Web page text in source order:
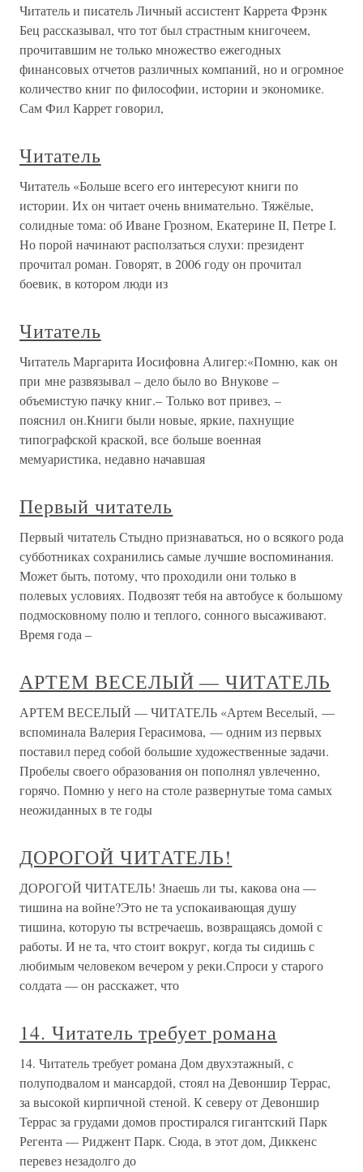
Читатель и писатель Личный ассистент Каррета Фрэнк
Бец рассказывал, что тот был страстным книгочеем,
прочитавшим не только множество ежегодных
финансовых отчетов различных компаний, но и огромное
количество книг по философии, истории и экономике.
Сам Фил Каррет говорил,
Читатель
Читатель «Больше всего его интересуют книги по
истории. Их он читает очень внимательно. Тяжёлые,
солидные тома: об Иване Грозном, Екатерине II, Петре I.
Но порой начинают расползаться слухи: президент
прочитал роман. Говорят, в 2006 году он прочитал
боевик, в котором люди из
Читатель
Читатель Маргарита Иосифовна Алигер:«Помню, как он
при мне развязывал – дело было во Внукове –
объемистую пачку книг.– Только вот привез, –
пояснил он.Книги были новые, яркие, пахнущие
типографской краской, все больше военная
мемуаристика, недавно начавшая
Первый читатель
Первый читатель Стыдно признаваться, но о всякого рода
субботниках сохранились самые лучшие воспоминания.
Может быть, потому, что проходили они только в
полевых условиях. Подвозят тебя на автобусе к большому
подмосковному полю и теплого, сонного высаживают.
Время года –
АРТЕМ ВЕСЕЛЫЙ — ЧИТАТЕЛЬ
АРТЕМ ВЕСЕЛЫЙ — ЧИТАТЕЛЬ «Артем Веселый, —
вспоминала Валерия Герасимова, — одним из первых
поставил перед собой большие художественные задачи.
Пробелы своего образования он пополнял увлеченно,
горячо. Помню у него на столе развернутые тома самых
неожиданных в те годы
ДОРОГОЙ ЧИТАТЕЛЬ!
ДОРОГОЙ ЧИТАТЕЛЬ! Знаешь ли ты, какова она —
тишина на войне?Это не та успокаивающая душу
тишина, которую ты встречаешь, возвращаясь домой с
работы. И не та, что стоит вокруг, когда ты сидишь с
любимым человеком вечером у реки.Спроси у старого
солдата — он расскажет, что
14. Читатель требует романа
14. Читатель требует романа Дом двухэтажный, с
полуподвалом и мансардой, стоял на Девоншир Террас,
за высокой кирпичной стеной. К северу от Девоншир
Террас за грудами домов простирался гигантский Парк
Регента — Риджент Парк. Сюда, в этот дом, Диккенс
перевез незадолго до